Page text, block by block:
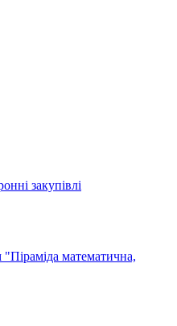
закупівлі
математична,